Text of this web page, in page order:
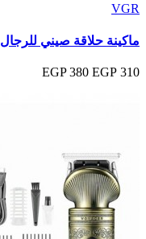
VGR
ماكينة حلاقة صيني للرجال VGR موديل V376
310 EGP
380 EGP